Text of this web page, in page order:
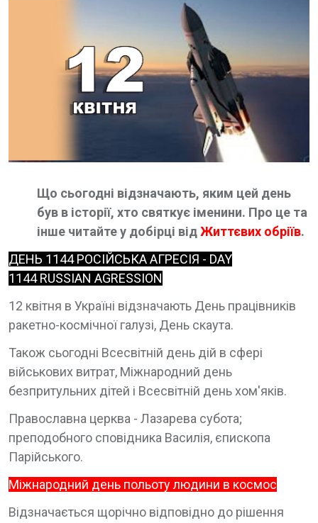
Що сьогодні відзначають, яким цей день
був в історії, хто святкує іменини. Про це та
інше читайте у добірці відЖиттєвих обріїв.
ДЕНЬ 1144 РОСІЙСЬКА АГРЕСІЯ - DAY
1144 RUSSIAN AGRESSION
12 квітня в Україні відзначають День працівників
ракетно-космічної галузі, День скаута.
Також сьогодні Всесвітній день дій в сфері
військових витрат, Міжнародний день
безпритульних дітей і Всесвітній день хом'яків.
Православна церква - Лазарева субота;
преподобного сповідника Василія, єпископа
Парійського.
Міжнародний день польоту людини в космос
Відзначається щорічно відповідно до рішення